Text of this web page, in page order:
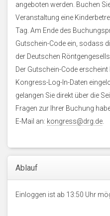
angeboten werden. Buchen
Veranstaltung eine
Tag. Am Ende des
Gutschein-Code ein, sodass
der Deutschen
Der Gutschein-Code
Kongress-Log-In-Daten
gelangen Sie direkt über die
Fragen zur Ihrer Buchung
E-Mail an: kongress@drg.de
Ablauf
Einloggen ist ab 13:50 Uhr